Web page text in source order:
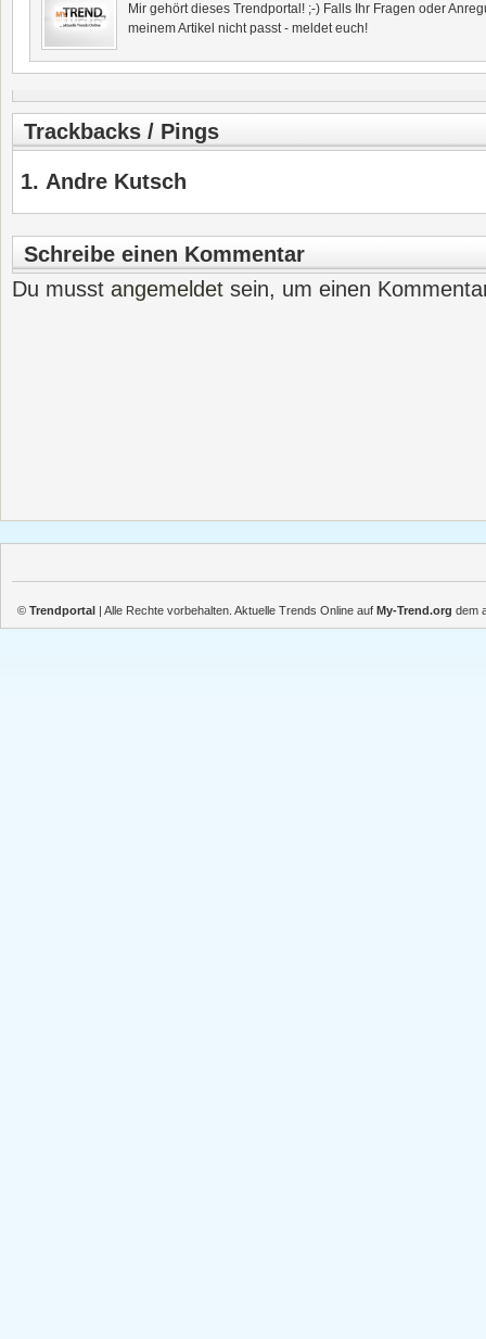
Mir gehört dieses Trendportal! ;-) Falls Ihr Fragen oder
meinem Artikel nicht passt - meldet euch!
Trackbacks / Pings
Andre Kutsch
Schreibe einen Kommentar
Du musst angemeldet sein, um einen
© Trendportal | Alle Rechte vorbehalten. Aktuelle Trends Online auf My-Trend.org dem